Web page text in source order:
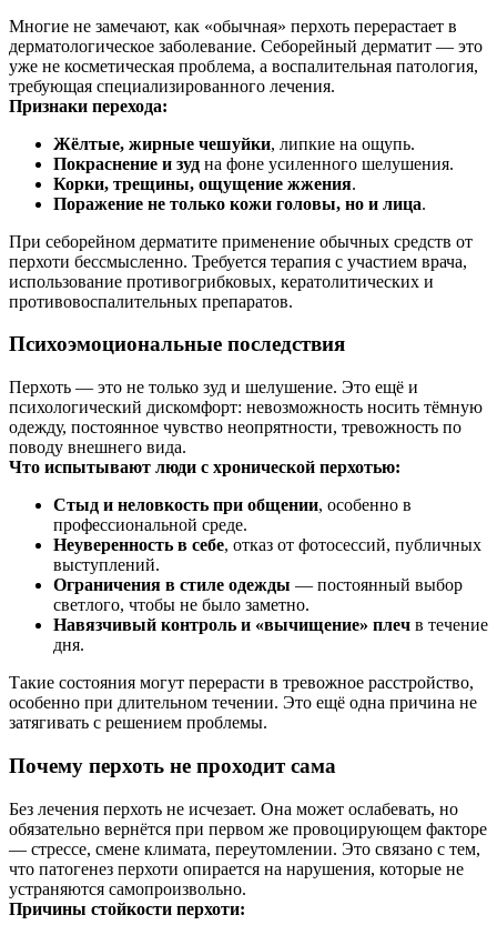
Многие не замечают, как «обычная» перхоть перерастает в
дерматологическое заболевание. Себорейный дерматит — это
уже не косметическая проблема, а воспалительная патология,
требующая специализированного лечения.
Признаки перехода:
Жёлтые, жирные чешуйки, липкие на ощупь.
Покраснение и зуд на фоне усиленного шелушения.
Корки, трещины, ощущение жжения.
Поражение не только кожи головы, но и лица.
При себорейном дерматите применение обычных средств от
перхоти бессмысленно. Требуется терапия с участием врача,
использование противогрибковых, кератолитических и
противовоспалительных препаратов.
Психоэмоциональные последствия
Перхоть — это не только зуд и шелушение. Это ещё и
психологический дискомфорт: невозможность носить тёмную
одежду, постоянное чувство неопрятности, тревожность по
поводу внешнего вида.
Что испытывают люди с хронической перхотью:
Стыд и неловкость при общении, особенно в
профессиональной среде.
Неуверенность в себе, отказ от фотосессий, публичных
выступлений.
Ограничения в стиле одежды — постоянный выбор
светлого, чтобы не было заметно.
Навязчивый контроль и «вычищение» плеч в течение
дня.
Такие состояния могут перерасти в тревожное расстройство,
особенно при длительном течении. Это ещё одна причина не
затягивать с решением проблемы.
Почему перхоть не проходит сама
Без лечения перхоть не исчезает. Она может ослабевать, но
обязательно вернётся при первом же провоцирующем факторе
— стрессе, смене климата, переутомлении. Это связано с тем,
что патогенез перхоти опирается на нарушения, которые не
устраняются самопроизвольно.
Причины стойкости перхоти: